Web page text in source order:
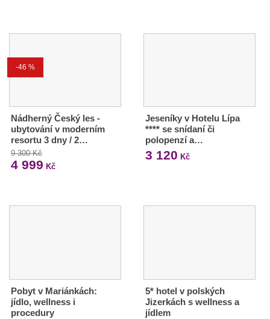
-46 %
Nádherný Český les -
ubytování v moderním
resortu 3 dny / 2…
9 300 Kč
4 999 Kč
Jeseníky v Hotelu Lípa
**** se snídaní či
polopenzí a…
3 120 Kč
Pobyt v Mariánkách:
jídlo, wellness i
procedury
5* hotel v polských
Jizerkách s wellness a
jídlem